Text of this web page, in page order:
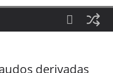
PÚBLICA DEL ESTADO
derivadas